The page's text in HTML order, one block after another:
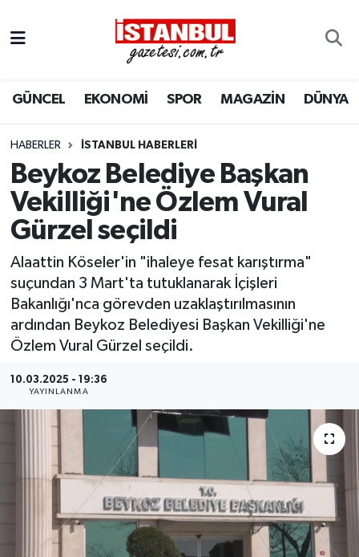
GÜNCEL EKONOMİ SPOR MAGAZİN DÜNYA
HABERLER İSTANBUL HABERLERI
Beykoz Belediye Başkan
Vekilliği'ne Özlem Vural
Gürzel seçildi
Alaattin Köseler'in "ihaleye fesat karıştırma"
suçundan 3 Mart'ta tutuklanarak İçişleri
Bakanlığı'nca görevden uzaklaştırılmasının
ardından Beykoz Belediyesi Başkan Vekilliği'ne
Özlem Vural Gürzel seçildi.
10.03.2025 - 19:36
YAYINLANMA
EKONOMİ
İSTANBUL
DÜNYA
SPOR
MAGAZİN
KÜLTÜR SANAT
SAĞLIK
BİLİM VE TEKNOLOJİ
OTOMOBİL
KURUMSAL
Nöbetçi Eczaneler
Hava Durumu
Trafik Durumu
Süper Lig Puan Durumu ve Fikstür
Tüm Manşetler
Son Dakika Haberleri
Haber Arşivi